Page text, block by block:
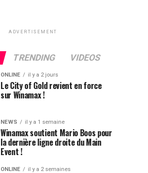
ADVERTISEMENT
TRENDING VIDEOS
ONLINE il y a 2 jours
Le City of Gold revient en force
sur Winamax !
NEWS il y a 1 semaine
Winamax soutient Mario Boos pour
la dernière ligne droite du Main
Event !
ONLINE il y a 2 semaines